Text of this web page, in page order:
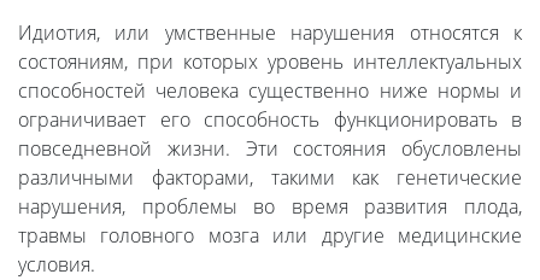
Идиотия, или умственные нарушения относятся к
состояниям, при которых уровень интеллектуальных
способностей человека существенно ниже нормы и
ограничивает его способность функционировать в
повседневной жизни. Эти состояния обусловлены
различными факторами, такими как генетические
нарушения, проблемы во время развития плода,
травмы головного мозга или другие медицинские
условия.